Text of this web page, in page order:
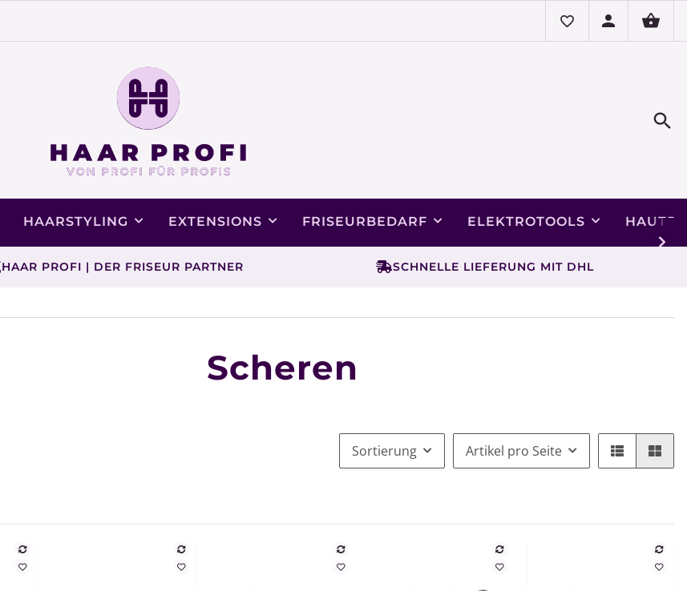
HAARSTYLING EXTENSIONS FRISEURBEDARF ELEKTROTOOLS
HAAR PROFI | DER FRISEUR PARTNER SCHNELLE LIEFERUNG MIT DHL
Scheren
Sortierung Artikel pro Seite